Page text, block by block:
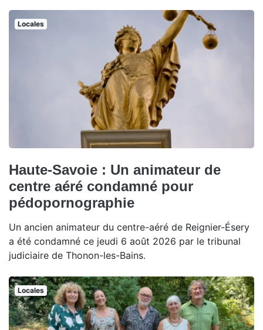
Locales
Haute-Savoie : Un animateur de
centre aéré condamné pour
pédopornographie
Un ancien animateur du centre-aéré de Reignier-Ésery
a été condamné ce jeudi 6 août 2026 par le tribunal
judiciaire de Thonon-les-Bains.
Locales